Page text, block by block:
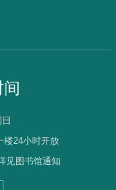
24小时开放
见图书馆通知